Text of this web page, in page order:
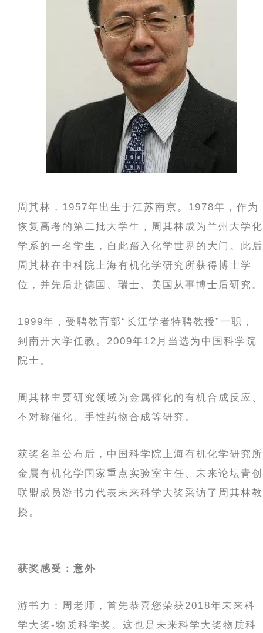
周其林，1957年出生于江苏南京。1978年，作为
恢复高考的第二批大学生，周其林成为兰州大学化
学系的一名学生，自此踏入化学世界的大门。此后
周其林在中科院上海有机化学研究所获得博士学
位，并先后赴德国、瑞士、美国从事博士后研究。
1999年，受聘教育部“长江学者特聘教授”一职，
到南开大学任教。2009年12月当选为中国科学院
院士。
周其林主要研究领域为金属催化的有机合成反应、
不对称催化、手性药物合成等研究。
获奖名单公布后，中国科学院上海有机化学研究所
金属有机化学国家重点实验室主任、未来论坛青创
联盟成员游书力代表未来科学大奖采访了周其林教
授。
获奖感受：意外
游书力：周老师，首先恭喜您荣获2018年未来科
学大奖-物质科学奖。这也是未来科学大奖物质科